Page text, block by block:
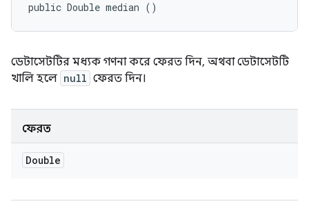
public Double median ()
ডেটাসেটটির মধ্যক গণনা করে ফেরত দিন, অথবা ডেটাসেটটি
খালি হলে null ফেরত দিন।
ফেরত
Double